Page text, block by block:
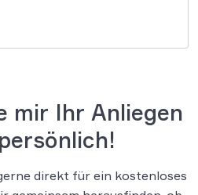
mir Ihr Anliegen
direkt für ein kostenloses